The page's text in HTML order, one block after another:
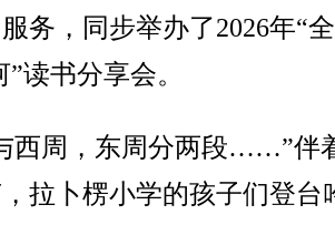
务，同步举办了2026年“
读书分享会。
周，东周分两段……”伴
拉卜楞小学的孩子们登台